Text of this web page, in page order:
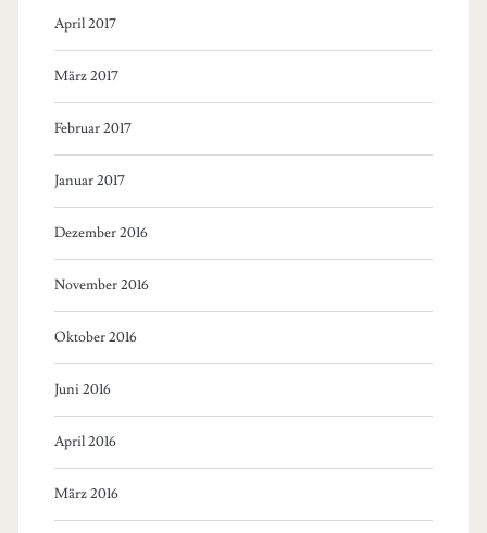
April 2017
März 2017
Februar 2017
Januar 2017
Dezember 2016
November 2016
Oktober 2016
Juni 2016
April 2016
März 2016